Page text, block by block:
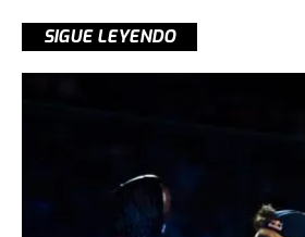
SIGUE LEYENDO